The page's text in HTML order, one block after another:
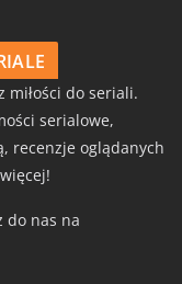
miłości do seriali.
serialowe,
recenzje oglądanych
do nas na